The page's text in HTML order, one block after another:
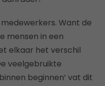
Want de
mensen in een
elkaar het verschil
veelgebruikte
beginnen’ vat dit